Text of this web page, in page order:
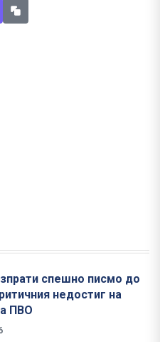
спешно писмо до
недостиг на
ПВО